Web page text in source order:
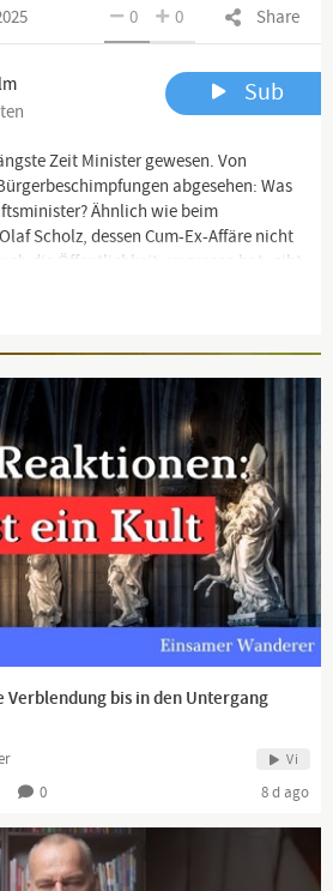
Share
0 0
Sub
Zeit Minister gewesen. Von
abgesehen: Was
Ähnlich wie beim
Scholz, dessen Cum-Ex-Affäre nicht
die Öffentlichkeit vergessen hat, gibt
Tätigkeitsfeld, über die eher selten
steht dabei Habecks Bruder.
zu Habecks Abschied von der
genau hin.
Channel description
Prozent“ versteht sich als
für deutsche Interessen. Als
für verantwortungsbewusste,
wir daran, einer schweigenden
Demokraten endlich wieder eine
ihnen Gehör zu verschaffen.
Verblendung bis in den Untergang
Vi
0 8 d ago